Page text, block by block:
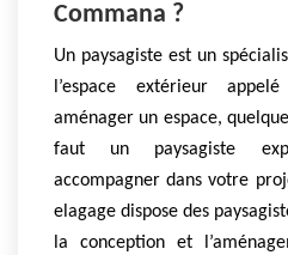
Commana ?
Un paysagiste est un
l’espace extérieur
aménager un espace,
faut un paysagiste
accompagner dans votre
elagage dispose des
la conception et